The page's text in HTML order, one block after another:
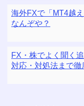
海外FXで「MT4越
なんぞや？
FX・株でよく聞く
対応・対処法まで徹